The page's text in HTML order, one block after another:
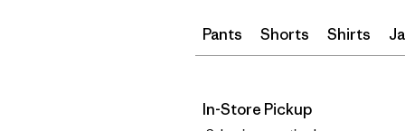
Pants Shorts Shirts
In-Store Pickup